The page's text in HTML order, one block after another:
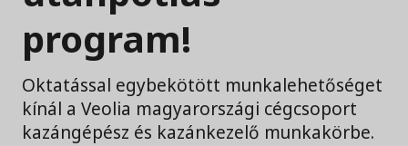
program!
Oktatással egybekötött munkalehetőséget
kínál a Veolia magyarországi cégcsoport
kazángépész és kazánkezelő munkakörbe.